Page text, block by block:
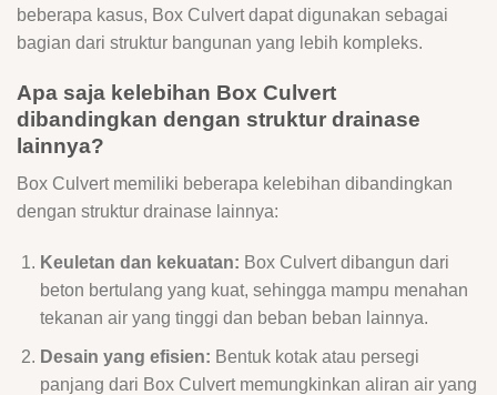
beberapa kasus, Box Culvert dapat digunakan sebagai
bagian dari struktur bangunan yang lebih kompleks.
Apa saja kelebihan Box Culvert
dibandingkan dengan struktur drainase
lainnya?
Box Culvert memiliki beberapa kelebihan dibandingkan
dengan struktur drainase lainnya:
Keuletan dan kekuatan: Box Culvert dibangun dari
beton bertulang yang kuat, sehingga mampu menahan
tekanan air yang tinggi dan beban beban lainnya.
Desain yang efisien: Bentuk kotak atau persegi
panjang dari Box Culvert memungkinkan aliran air yang